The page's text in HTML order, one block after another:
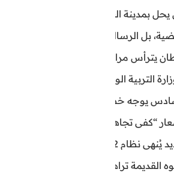
يحل بمدينة العيون في أول زيارة رسمية
بل الرسالة التي حملها البحر!
يترأس مراسيم الإنصات للخطاب
التربية الوطنية تعتمد مستجدات
خطابا ساميا إلى الأمة بمناسبة الذكرى الـ27
“كفى تجاهلا”.. وقفة احتجاجية بكلميم
يستفيدون من المدة القانونية للشغل
القديمة تراهن على الخبرة والجديدة